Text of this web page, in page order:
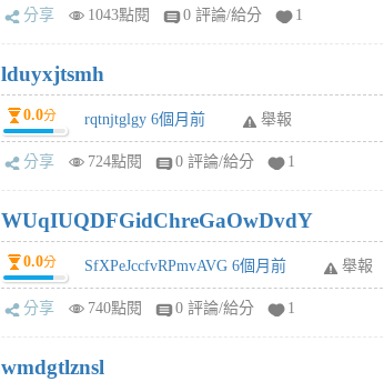
分享 1043點閱 0 評論/給分 1
lduyxjtsmh
0.0分 rqtnjtglgy 6個月前 舉報
分享 724點閱 0 評論/給分 1
WUqIUQDFGidChreGaOwDvdY
0.0分 SfXPeJccfvRPmvAVG 6個月前 舉報
分享 740點閱 0 評論/給分 1
wmdgtlznsl